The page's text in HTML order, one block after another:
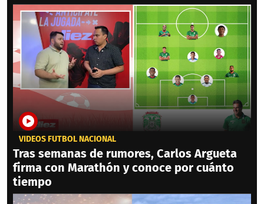
VIDEOS FÚTBOL NACIONAL
Tras semanas de rumores, Carlos Argueta
firma con Marathón y conoce por cuánto
tiempo